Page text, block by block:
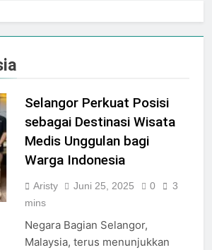
Lima Tahun Perjalanan di
Candi Prambanan
Selangor Perkuat Posisi
sebagai Destinasi Wisata
Medis Unggulan bagi
Warga Indonesia
Aristy Juni 25, 2025 0
3
mins
Negara Bagian Selangor,
Malaysia, terus menunjukkan